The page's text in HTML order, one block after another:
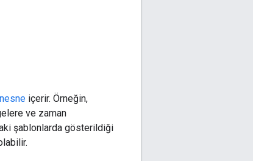
içerir. Örneğin,
ve zaman
şablonlarda gösterildiği